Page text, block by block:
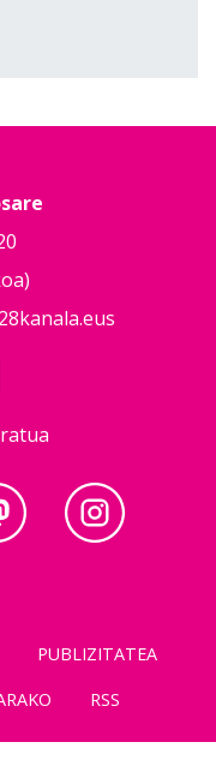
PUBLIZITATEA
RSS